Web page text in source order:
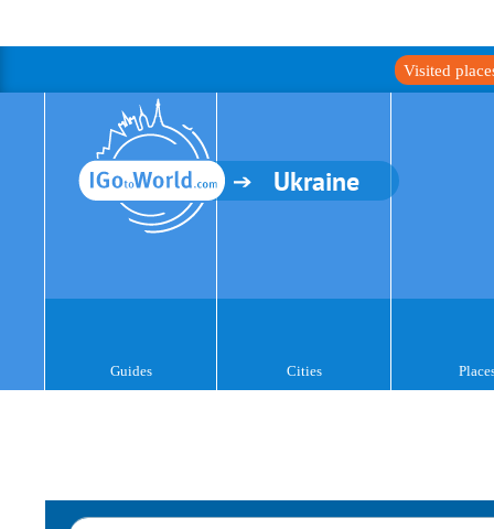
Visited
Ukraine
Guides Cities